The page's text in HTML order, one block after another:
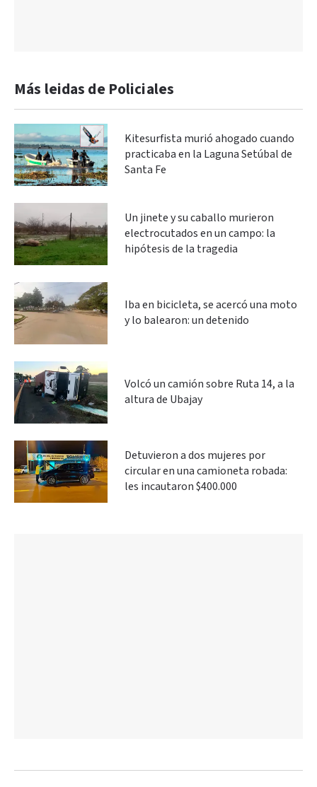
Más leidas de Policiales
Kitesurfista murió ahogado cuando
practicaba en la Laguna Setúbal de
Santa Fe
Un jinete y su caballo murieron
electrocutados en un campo: la
hipótesis de la tragedia
Iba en bicicleta, se acercó una moto
y lo balearon: un detenido
Volcó un camión sobre Ruta 14, a la
altura de Ubajay
Detuvieron a dos mujeres por
circular en una camioneta robada:
les incautaron $400.000